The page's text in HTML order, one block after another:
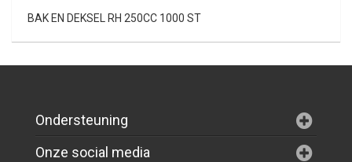
BAK EN DEKSEL RH 250CC 1000 ST
Ondersteuning
Onze social media